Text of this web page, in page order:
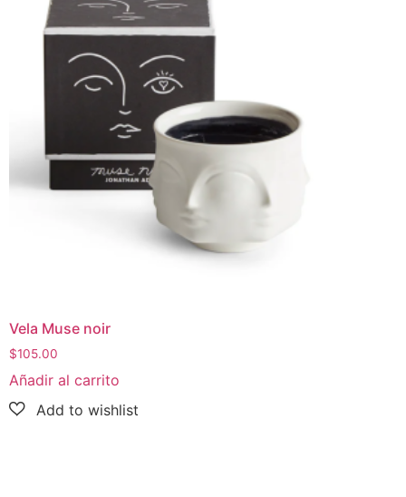
Vela Muse noir
$105.00
Añadir al carrito